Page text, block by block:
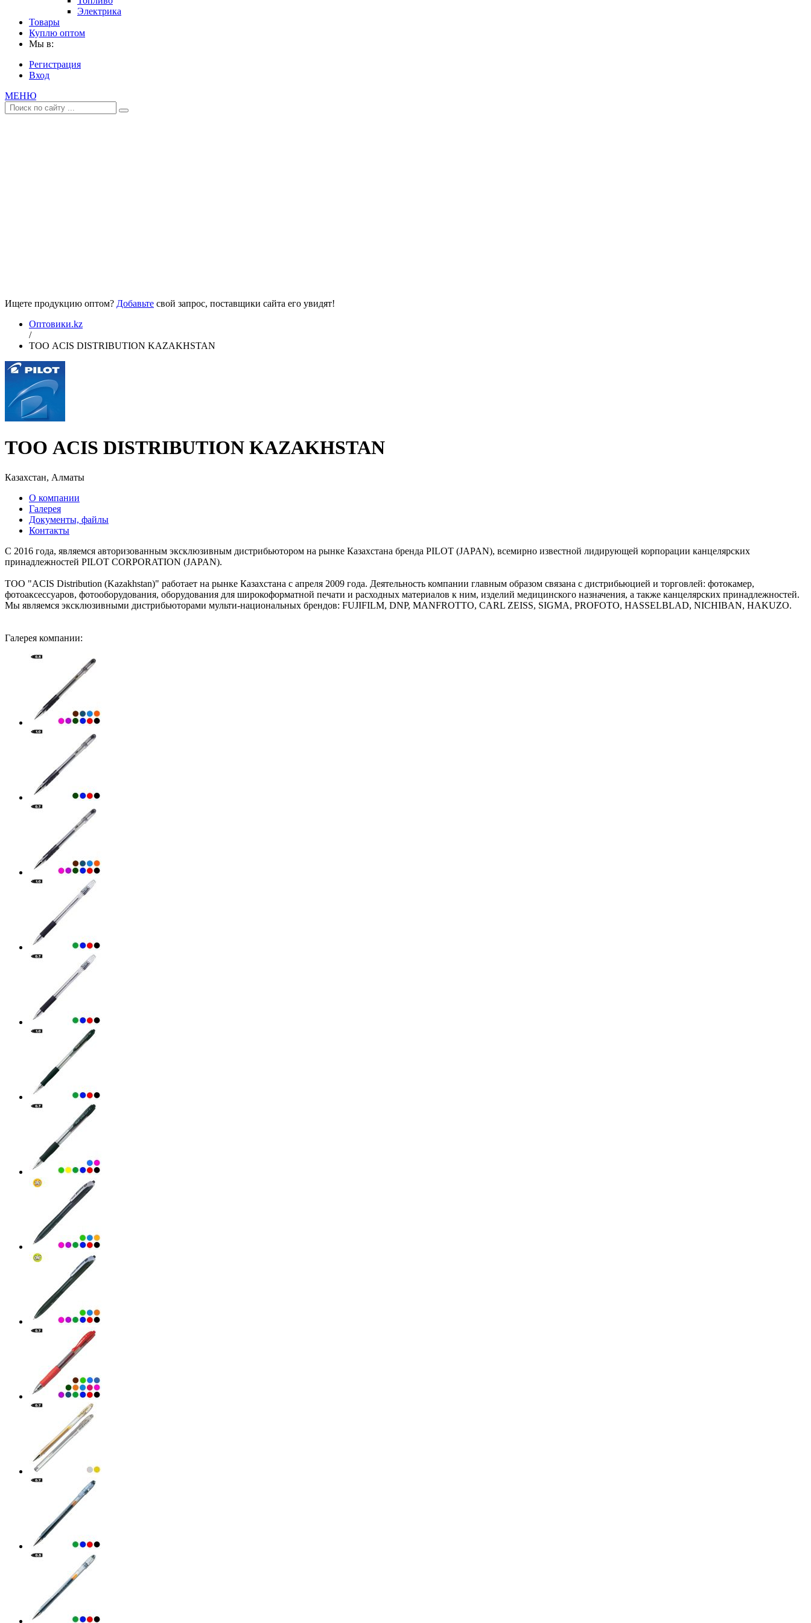
Электрика
Товары
Куплю оптом
Мы в:
Регистрация
Вход
МЕНЮ
Ищете продукцию оптом? Добавьте свой запрос, поставщики сайта его увидят!
Оптовики.kz
/
ТОО ACIS DISTRIBUTION KAZAKHSTAN
ТОО ACIS DISTRIBUTION KAZAKHSTAN
Казахстан, Алматы
О компании
Галерея
Документы, файлы
Контакты
С 2016 года, являемся авторизованным эксклюзивным дистрибьютором на рынке Казахстана бренда PILOT (JAPAN), всемирно известной лидирующей корпорации канцелярских
принадлежностей PILOT CORPORATION (JAPAN).
ТОО "ACIS Distribution (Kazakhstan)" работает на рынке Казахстана с апреля 2009 года. Деятельность компании главным образом связана с дистрибьюцией и торговлей: фотокамер,
фотоаксессуаров, фотооборудования, оборудования для широкоформатной печати и расходных материалов к ним, изделий медицинского назначения, а также канцелярских принадлежностей.
Мы являемся эксклюзивными дистрибьюторами мульти-национальных брендов: FUJIFILM, DNP, MANFROTTO, CARL ZEISS, SIGMA, PROFOTO, HASSELBLAD, NICHIBAN, HAKUZO.
Галерея компании: